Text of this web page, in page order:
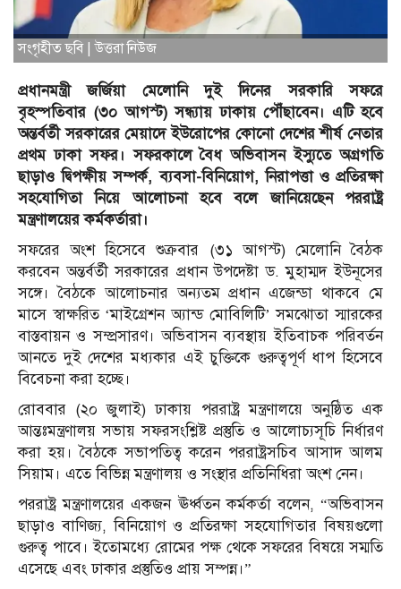
সংগৃহীত ছবি | উত্তরা নিউজ
প্রধানমন্ত্রী জর্জিয়া মেলোনি দুই দিনের সরকারি সফরে
বৃহস্পতিবার (৩০ আগস্ট) সন্ধ্যায় ঢাকায় পৌঁছাবেন। এটি হবে
অন্তর্বর্তী সরকারের মেয়াদে ইউরোপের কোনো দেশের শীর্ষ নেতার
প্রথম ঢাকা সফর। সফরকালে বৈধ অভিবাসন ইস্যুতে অগ্রগতি
ছাড়াও দ্বিপক্ষীয় সম্পর্ক, ব্যবসা-বিনিয়োগ, নিরাপত্তা ও প্রতিরক্ষা
সহযোগিতা নিয়ে আলোচনা হবে বলে জানিয়েছেন পররাষ্ট্র
মন্ত্রণালয়ের কর্মকর্তারা।
সফরের অংশ হিসেবে শুক্রবার (৩১ আগস্ট) মেলোনি বৈঠক
করবেন অন্তর্বর্তী সরকারের প্রধান উপদেষ্টা ড. মুহাম্মদ ইউনূসের
সঙ্গে। বৈঠকে আলোচনার অন্যতম প্রধান এজেন্ডা থাকবে মে
মাসে স্বাক্ষরিত ‘মাইগ্রেশন অ্যান্ড মোবিলিটি’ সমঝোতা স্মারকের
বাস্তবায়ন ও সম্প্রসারণ। অভিবাসন ব্যবস্থায় ইতিবাচক পরিবর্তন
আনতে দুই দেশের মধ্যকার এই চুক্তিকে গুরুত্বপূর্ণ ধাপ হিসেবে
বিবেচনা করা হচ্ছে।
রোববার (২০ জুলাই) ঢাকায় পররাষ্ট্র মন্ত্রণালয়ে অনুষ্ঠিত এক
আন্তঃমন্ত্রণালয় সভায় সফরসংশ্লিষ্ট প্রস্তুতি ও আলোচ্যসূচি নির্ধারণ
করা হয়। বৈঠকে সভাপতিত্ব করেন পররাষ্ট্রসচিব আসাদ আলম
সিয়াম। এতে বিভিন্ন মন্ত্রণালয় ও সংস্থার প্রতিনিধিরা অংশ নেন।
পররাষ্ট্র মন্ত্রণালয়ের একজন ঊর্ধ্বতন কর্মকর্তা বলেন, “অভিবাসন
ছাড়াও বাণিজ্য, বিনিয়োগ ও প্রতিরক্ষা সহযোগিতার বিষয়গুলো
গুরুত্ব পাবে। ইতোমধ্যে রোমের পক্ষ থেকে সফরের বিষয়ে সম্মতি
এসেছে এবং ঢাকার প্রস্তুতিও প্রায় সম্পন্ন।”